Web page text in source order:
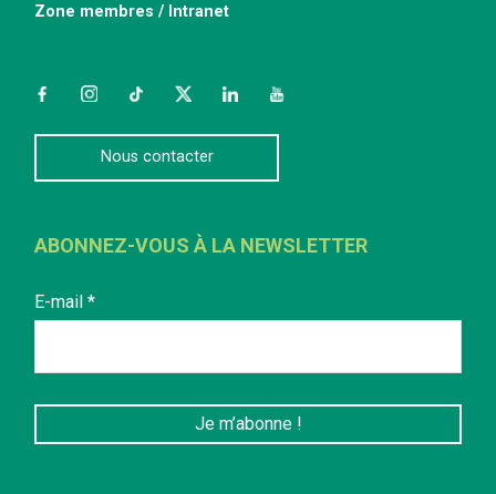
Zone membres / Intranet
FacebookInstagramTikTokTwitterLinkedInYouTube
Nous contacter
ABONNEZ-VOUS À LA NEWSLETTER
E-mail *